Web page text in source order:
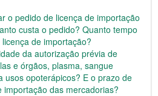
o pedido de licença de importação
custa o pedido? Quanto tempo
de importação?
da autorização prévia de
e órgãos, plasma, sangue
usos opoterápicos? E o prazo de
importação das mercadorias?